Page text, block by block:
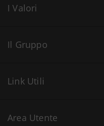
I Valori
Il Gruppo
Link Utili
Area Utente